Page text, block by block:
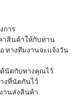
การ
าสินค้าให้กับท่าน
ทางทีมงานจะแจ้งวัน
นัดกับทางคุณไว้
งที่นัดกันไว้
านส่งสินค้า